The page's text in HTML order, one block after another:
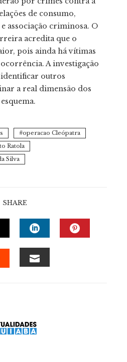
de consumo,
associação criminosa. O
acredita que o
pois ainda há vítimas
A investigação
identificar outros
a real dimensão dos
operacao Cleópatra
Ratola
Silva
SHARE
LINKEDIN